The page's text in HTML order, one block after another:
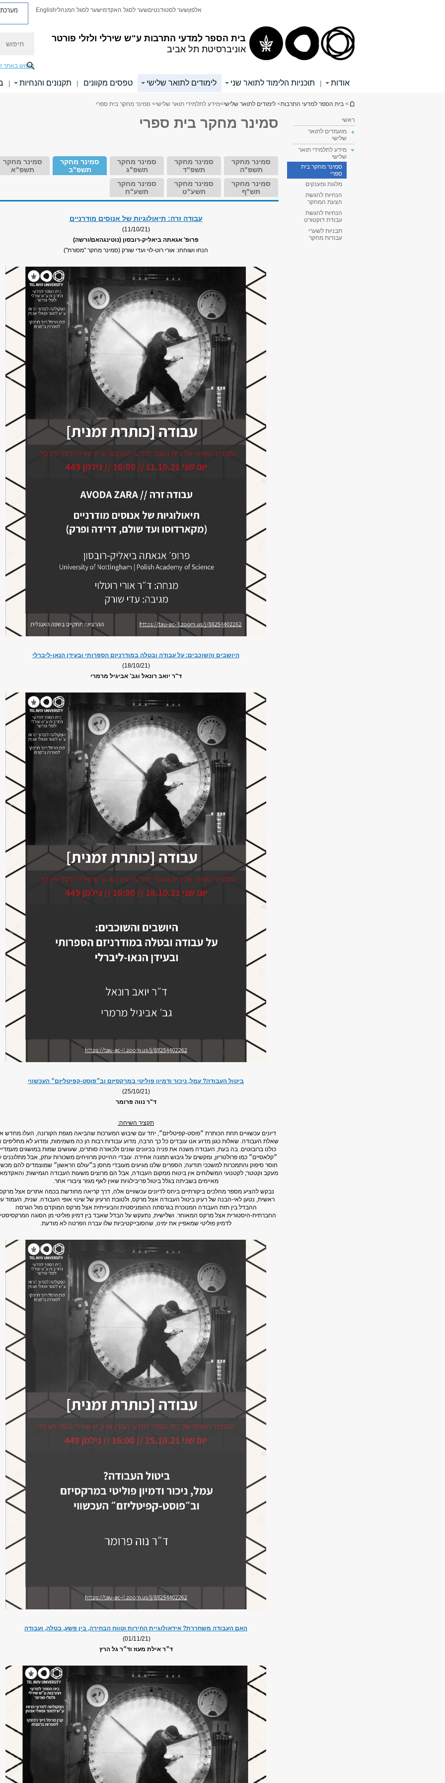
בית הספר למדעי התרבות ע"ש שירלי ולזלי פורטר
אוניברסיטת תל אביב
אלפוןשער לסטודנטיםשער לסגל האקדמישער לסגל המנהליEnglish מערכת
חיפוש באתר
אודות | תוכניות הלימוד לתואר שני לימודים לתואר שלישי טפסים מקוונים | תקנונים והנחיות |
הינך נמצא כאן
> בית הספר למדעי התרבות> לימודים לתואר שלישי>מידע לתלמידי תואר שלישי> סמינר מחקר בית ספרי
ראשי
מועמדים לתואר
שלישי
מידע לתלמידי תואר
שלישי
סמינר מחקר בית
ספרי
מלגות ומענקים
הנחיות להגשת
הצעת המחקר
הנחיות להגשת
עבודת דוקטורט
תבניות לשערי
עבודות מחקר
סמינר מחקר בית ספרי
סמינר מחקר
תשפ"ה
סמינר מחקר
תשפ"ד
סמינר מחקר
תשפ"ג
סמינר מחקר
תשפ"ב
סמינר מחקר
תשפ"א
סמינר מחקר
תש"ף
סמינר מחקר
תשע"ט
סמינר מחקר
תשע"ח
עבודה זרה: תיאולוגיות של אנוסים מודרניים
(11/10/21)
פרופ' אגאתה ביאליק-רובסון (נוטינגהאם/ורשה)
הנחו ושוחחו: אורי רוט-לוי ועדי שורק (סמינר מחקר "מסורת")
היושבים והשוכבים: על עבודה ובטלה במודרניזם הספרותי ובעידן הנאו-ליברלי
(18/10/21)
ד"ר יואב רונאל וגב' אביגיל מרמרי
ביטול העבודה? עמל, ניכור ודמיון פוליטי במרקסיזם וב״פוסט-קפיטליזם״ העכשווי
(25/10/21)
ד"ר נווה פרומר
תקציר השיחה:
דיונים עכשוויים תחת הכותרת ״פוסט-קפיטליזם״, יחד עם שיבוש המערכות שהביאה מגפת הקורונה, העלו מחדש
שאלת העבודה. שאלות כגון מדוע אנו עובדים כל כך הרבה, מדוע עבודות רבות הן כה משמימות, ומדוע לא מחליפים
כולנו ברובוטים. בה בעת, העבודה משנה את פניה בכיוונים שונים ולכאורה סותרים, שעושים שמות במושגים
״קלאסיים״ כמו פרולטריון, ומקשים על גיבוש תמונה אחידה. עובדי ההייטק מרוויחים משכורות עתק, אבל מתלוננים
חוסר סיפוק והתמכרות למשככי תודעה; הספרים שלנו מגיעים מעובדי מחסן ב״עולם הראשון״ שמוצמדים להם
מעקב וקטטר; לקטנועי המשלוחים אין ביטוח ממקום העבודה, אבל הם מרוצים משעות העבודה הגמישות;
מאיימים בשביתה בגלל ביטול פריבילגיות שאין לאף מגזר ציבורי אחר.
נבקש להציע מספר מהלכים ביקורתיים ביחס לדיונים עכשוויים אלה, דרך קריאה מחודשת בכמה אתרים אצל
ראשית, נטען לאי-הבנה של רעיון ביטול העבודה אצל מרקס, ולטובת הרעיון של שינוי אופי העבודה. שנית, העמוד
ההבדל בין תזת העבודה המנוכרת בגרסתה ההומניסטית והבעייתית אצל מרקס המוקדם מול הגרסה
החברתית-היסטורית אצל מרקס המאוחר. ושלישית, נתעקש על הבדל שאבד בין דמיון פוליטי מן הסוגה
לדמיון פוליטי שמאפיין את ימינו, שהסובייקטיביות שלו עברה הפרטה לא מודעת.
האם העבודה משחררת? אידאולוגיית החירות וטווח הבחירה, בין פשע, בטלה, ועבודה
(01/11/21)
ד״ר אילת מעוז וד״ר גל הרץ